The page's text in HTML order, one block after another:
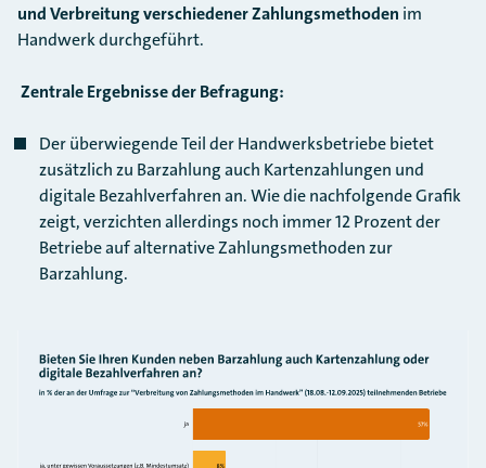
und Verbreitung verschiedener Zahlungsmethoden im
Handwerk durchgeführt.
Zentrale Ergebnisse der Befragung:
Der überwiegende Teil der Handwerksbetriebe bietet
zusätzlich zu Barzahlung auch Kartenzahlungen und
digitale Bezahlverfahren an. Wie die nachfolgende Grafik
zeigt, verzichten allerdings noch immer 12 Prozent der
Betriebe auf alternative Zahlungsmethoden zur
Barzahlung.